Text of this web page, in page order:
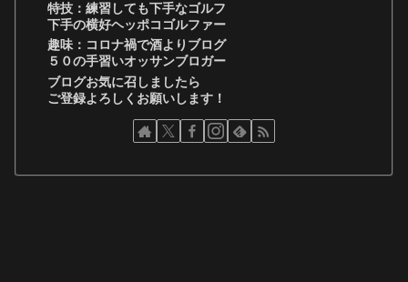
特技：練習しても下手なゴルフ
下手の横好ヘッポコゴルファー
趣味：コロナ禍で酒よりブログ
５０の手習いオッサンブロガー
ブログお気に召しましたら
ご登録よろしくお願いします！